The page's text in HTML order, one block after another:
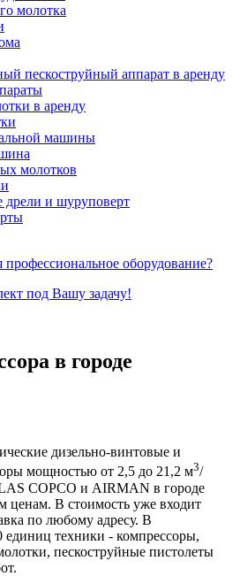
профессиональное оборудование?
под Вашу задачу!
в городе
дизельно-винтовые и
мощностью от 2,5 до 21,2 м3/
COPCO и AIRMAN в городе
В стоимость уже входит
по любому адресу. В
единиц техники - компрессоры,
пескоструйные пистолеты